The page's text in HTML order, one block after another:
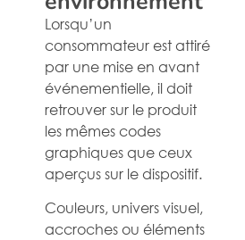
Lorsqu’un
consommateur est attiré
par une mise en avant
événementielle, il doit
retrouver sur le produit
les mêmes codes
graphiques que ceux
aperçus sur le dispositif.
Couleurs, univers visuel,
accroches ou éléments